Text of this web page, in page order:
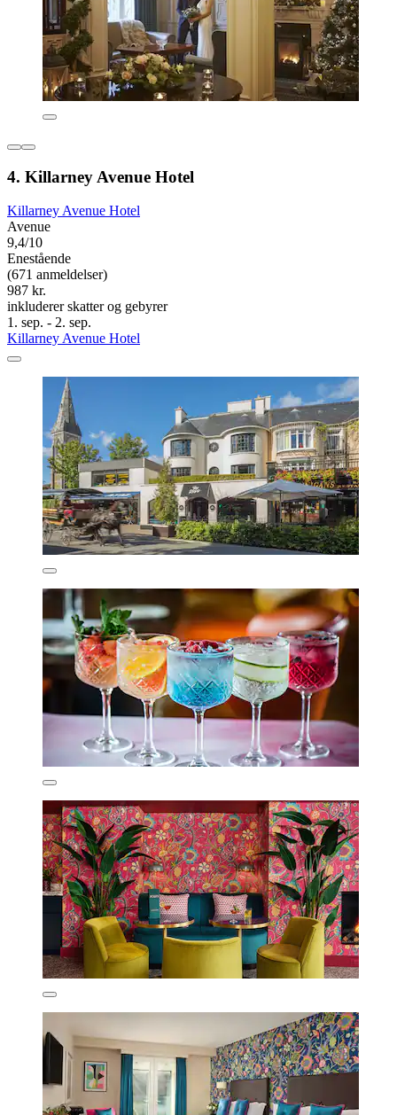
4. Killarney Avenue Hotel
Killarney Avenue Hotel
Avenue
9,4/10
Enestående
(671 anmeldelser)
987 kr.
inkluderer skatter og gebyrer
1. sep. - 2. sep.
Killarney Avenue Hotel